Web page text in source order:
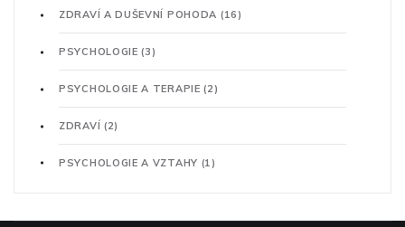
ZDRAVÍ A DUŠEVNÍ POHODA (16)
PSYCHOLOGIE(3)
PSYCHOLOGIE A TERAPIE(2)
ZDRAVÍ (2)
PSYCHOLOGIE A VZTAHY (1)